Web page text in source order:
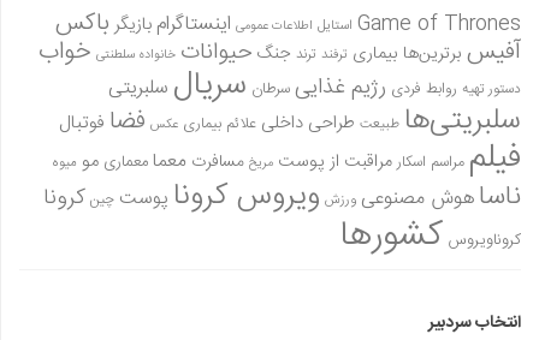
خودرو
سرگرمی
دانستنی‌ها
بازی
طنز
Game of Thrones استایل اطلاعات عمومی اینستاگرام بازیگر باکس
آفیس برترین‌ها بیماری ترفند ترند جنگ حیوانات خانواده سلطنتی خواب
دستور تهیه روابط فردی رژیم غذاییسرطان سریال سلبریتی
سلبریتی‌ها طبیعت طراحی داخلی علائم بیماری عکس فضا فوتبال
فیلم مراسم اسکارمراقبت از پوست مریخ مسافرت معمامعماری مو میوه
ناساهوش مصنوعی ورزش ویروس کرونا پوست چین کرونا
کروناویروس کشورها
انتخاب سردبیر